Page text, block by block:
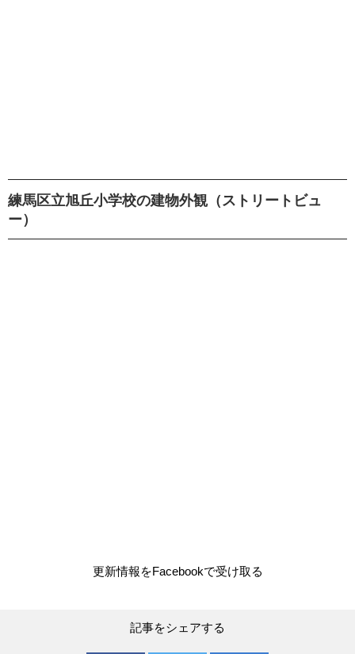
練馬区立旭丘小学校の建物外観（ストリートビュ
ー）
更新情報をFacebookで受け取る
記事をシェアする